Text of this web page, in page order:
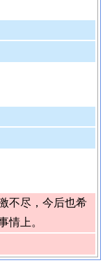
不尽，今后也希
情上。